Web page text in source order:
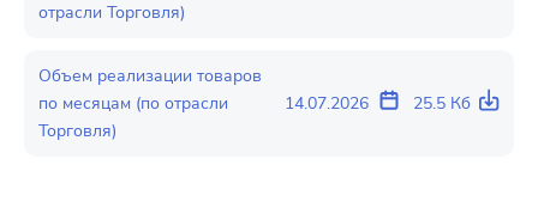
отрасли Торговля)
Объем реализации товаров
по месяцам (по отрасли
Торговля)
14.07.2026 25.5 Кб